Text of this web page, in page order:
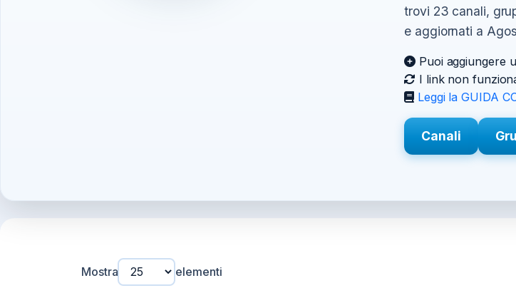
trovi 23 canali,
e aggiornati a
Puoi aggiungere
I link non
Leggi la GUIDA
Canali
Mostra elementi